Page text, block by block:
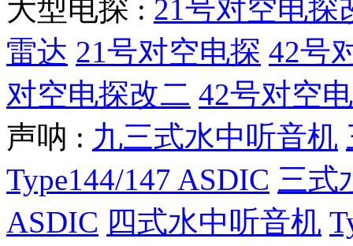
大型电探 : 21号对空电探
雷达 21号对空电探 42号
对空电探改二 42号对空
声呐 : 九三式水中听音机
Type144/147 ASDIC 三式
ASDIC 四式水中听音机